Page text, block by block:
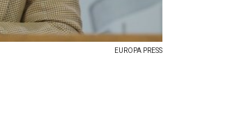
EUROPA PRESS